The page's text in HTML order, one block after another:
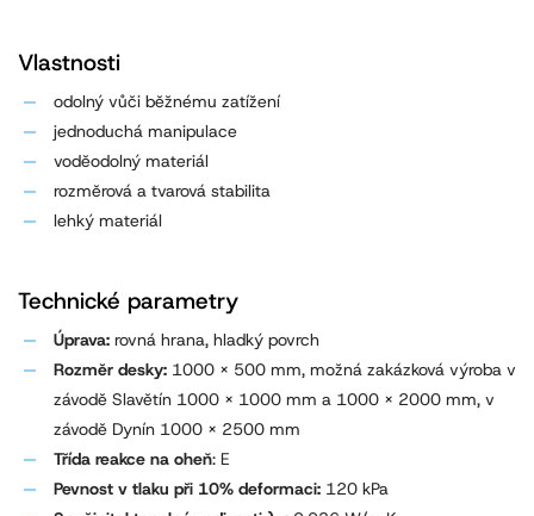
Vlastnosti
odolný vůči běžnému zatížení
jednoduchá manipulace
voděodolný materiál
rozměrová a tvarová stabilita
lehký materiál
Technické parametry
Úprava: rovná hrana, hladký povrch
Rozměr desky: 1000 x 500 mm, možná zakázková výroba v
závodě Slavětín 1000 x 1000 mm a 1000 x 2000 mm, v
závodě Dynín 1000 x 2500 mm
Třída reakce na oheň: E
Pevnost v tlaku při 10% deformaci: 120 kPa